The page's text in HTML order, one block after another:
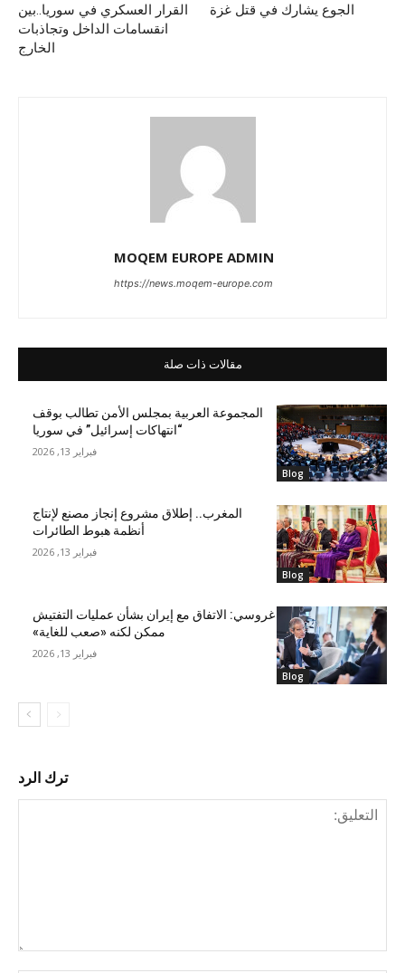
القرار العسكري في سوريا..بين
انقسامات الداخل وتجاذبات
الخارج
الجوع يشارك في قتل غزة
MOQEM EUROPE ADMIN
https://news.moqem-europe.com
مقالات ذات صلة
Blog
المجموعة العربية بمجلس الأمن تطالب بوقف
“انتهاكات إسرائيل” في سوريا
فبراير 13, 2026
Blog
المغرب.. إطلاق مشروع إنجاز مصنع لإنتاج
أنظمة هبوط الطائرات
فبراير 13, 2026
Blog
غروسي: الاتفاق مع إيران بشأن عمليات التفتيش
ممكن لكنه «صعب للغاية»
فبراير 13, 2026
ترك الرد